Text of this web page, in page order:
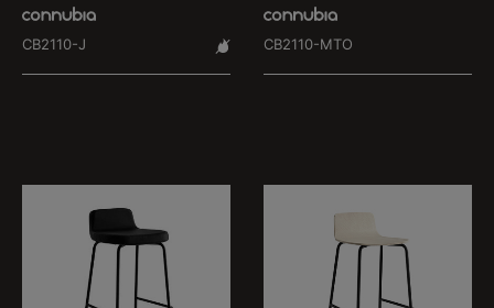
CB2110-J CB2110-MTO